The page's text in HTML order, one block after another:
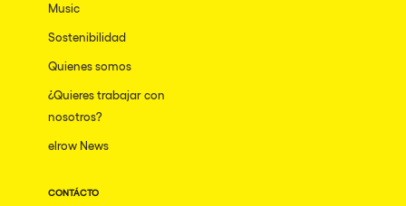
Music
Sostenibilidad
Quienes somos
¿Quieres trabajar con
nosotros?
elrow News
CONTÁCTO